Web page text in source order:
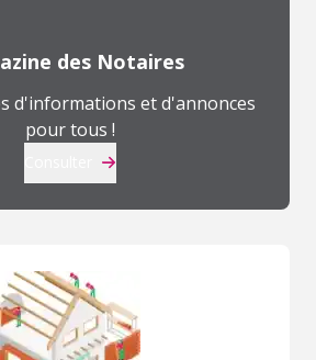
des Notaires
d'informations et d'annonces
pour tous !